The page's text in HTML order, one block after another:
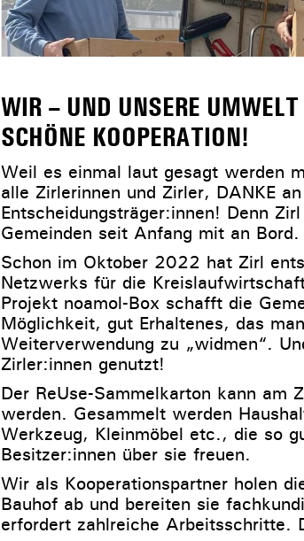
WIR – UND UNSERE
SCHÖNE KOOPERATION!
Weil es einmal laut gesagt werden
alle Zirlerinnen und Zirler, DANKE
Entscheidungsträger:innen! Denn
Gemeinden seit Anfang mit an Bord.
Schon im Oktober 2022 hat Zirl
Netzwerks für die
Projekt noamol-Box schafft die
Möglichkeit, gut Erhaltenes, das
Weiterverwendung zu „widmen“.
Zirler:innen genutzt!
Der ReUse-Sammelkarton kann am
werden. Gesammelt werden
Werkzeug, Kleinmöbel etc., die so
Besitzer:innen über sie freuen.
Wir als Kooperationspartner holen
Bauhof ab und bereiten sie
erfordert zahlreiche Arbeitsschritte.